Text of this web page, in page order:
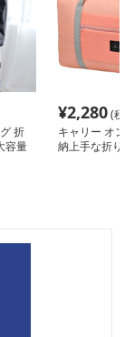
折
容量
¥2,280(税
キャリー オン
納上手な折り